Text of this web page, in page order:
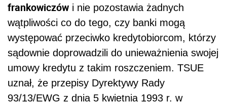
frankowiczów i nie pozostawia żadnych
wątpliwości co do tego, czy banki mogą
występować przeciwko kredytobiorcom, którzy
sądownie doprowadzili do unieważnienia swojej
umowy kredytu z takim roszczeniem. TSUE
uznał, że przepisy Dyrektywy Rady
93/13/EWG z dnia 5 kwietnia 1993 r. w